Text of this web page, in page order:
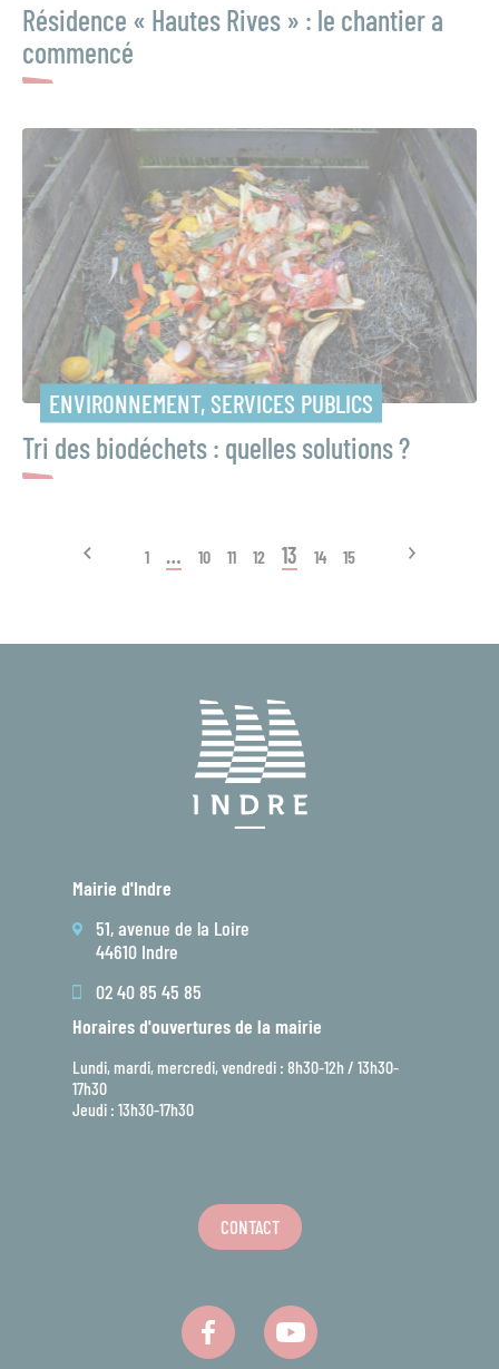
Résidence « Hautes Rives » : le chantier a
commencé
ENVIRONNEMENT, SERVICES PUBLICS
Tri des biodéchets : quelles solutions ?
1 … 10 11 12 13 14 15
Mairie d'Indre
51, avenue de la Loire
44610 Indre
02 40 85 45 85
Horaires d'ouvertures de la mairie
Lundi, mardi, mercredi, vendredi : 8h30-12h / 13h30-
17h30
Jeudi : 13h30-17h30
CONTACT